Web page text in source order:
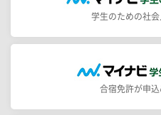
学生のための社
合宿免許が申